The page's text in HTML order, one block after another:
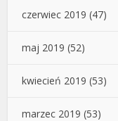
czerwiec 2019 (47)
maj 2019 (52)
kwiecień 2019 (53)
marzec 2019 (53)